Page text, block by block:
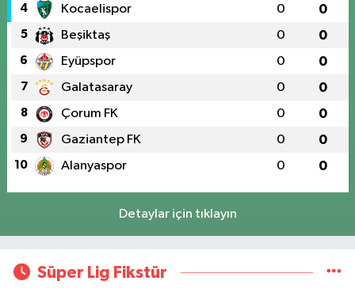
4 Kocaelispor 0 0
5 Beşiktaş 0 0
6 Eyüpspor 0 0
7 Galatasaray 0 0
8 Çorum FK 0 0
9 Gaziantep FK 0 0
10 Alanyaspor 0 0
Detaylar için tıklayın
Süper Lig Fikstür